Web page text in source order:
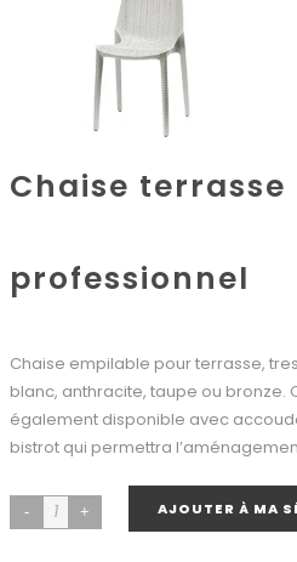
Chaise terrasse
professionnel
Chaise empilable pour terrasse,
blanc, anthracite, taupe ou bronze.
également disponible avec
bistrot qui permettra
AJOUTER À MA